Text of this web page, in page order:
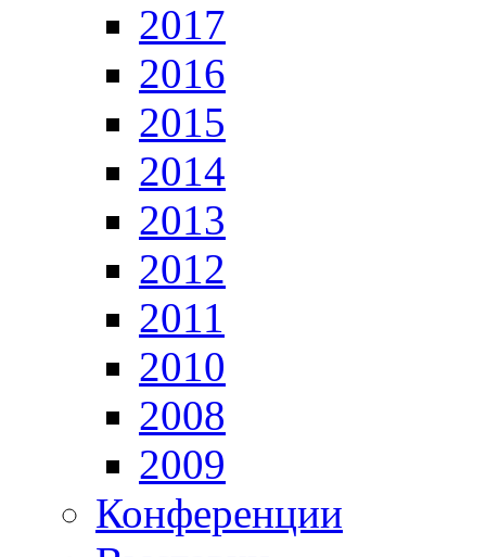
2017
2016
2015
2014
2013
2012
2011
2010
2008
2009
Конференции